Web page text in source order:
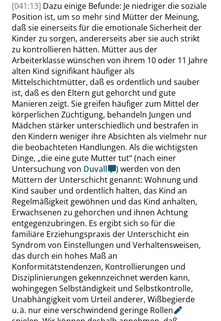
[041:13] Dazu einige Befunde: Je niedriger die soziale
Position ist, um so mehr sind Mütter der Meinung,
daß sie einerseits für die emotionale Sicherheit der
Kinder zu sorgen, andererseits aber sie auch strikt
zu kontrollieren hätten. Mütter aus der
Arbeiterklasse wünschen von ihrem 10 oder 11 Jahre
alten Kind signifikant häufiger als
Mittelschichtmütter, daß es ordentlich und sauber
ist, daß es den Eltern gut gehorcht und gute
Manieren zeigt. Sie greifen häufiger zum Mittel der
körperlichen Züchtigung, behandeln Jungen und
Mädchen stärker unterschiedlich und bestrafen in
den Kindern weniger ihre Absichten als vielmehr nur
die beobachteten Handlungen. Als die wichtigsten
Dinge, „die eine gute Mutter tut“(nach einer
Untersuchung von Duvall
) werden von den
Müttern der Unterschicht genannt: Wohnung und
Kind sauber und ordentlich halten, das Kind an
Regelmäßigkeit gewöhnen und das Kind anhalten,
Erwachsenen zu gehorchen und ihnen Achtung
entgegenzubringen. Es ergibt sich so für die
familiäre Erziehungspraxis der Unterschicht ein
Syndrom von Einstellungen und Verhaltensweisen,
das durch ein hohes Maß an
Konformitätstendenzen, Kontrollierungen und
Disziplinierungen gekennzeichnet werden kann,
wohingegen Selbständigkeit und Selbstkontrolle,
Unabhängigkeit vom Urteil anderer, Wißbegierde
u. ä. nur eine verschwindend geringe Rollen